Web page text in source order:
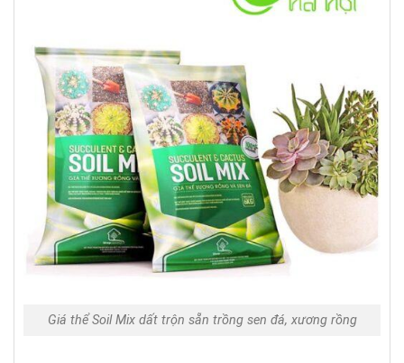
Giá thể Soil Mix dất trộn sẵn trồng sen đá, xương rồng